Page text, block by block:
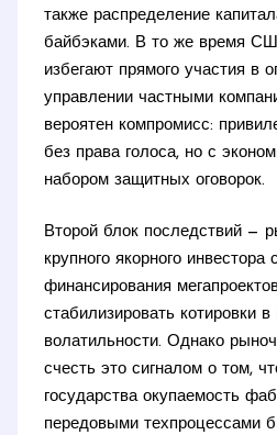
также распределение
байбэками. В то же время
избегают прямого участия в
управлении частными
вероятен компромисс:
без права голоса, но с
набором защитных оговорок.
Второй блок последствий —
крупного якорного инвестора
финансирования
стабилизировать котировки
волатильности. Однако
счесть это сигналом о том,
государства окупаемость
передовыми техпроцессами